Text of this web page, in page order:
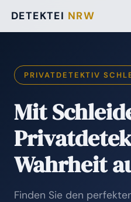
DETEKTEI NRW
PRIVATDETEKTIV
Mit
Wahrheit
Finden Sie den